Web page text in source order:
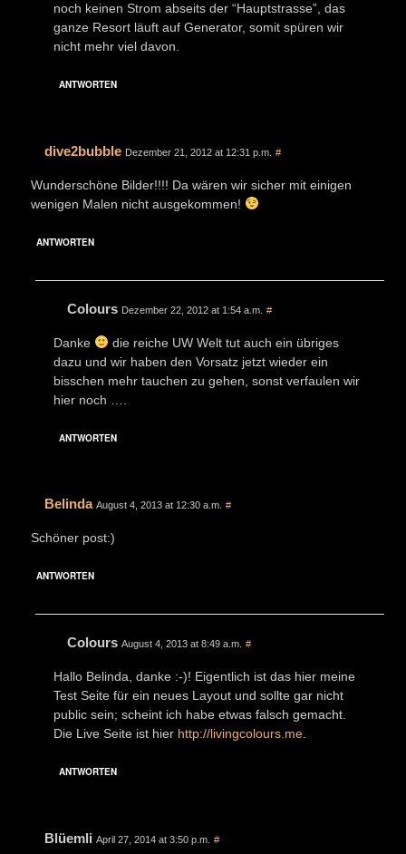
noch keinen Strom abseits der “Hauptstrasse”, das
ganze Resort läuft auf Generator, somit spüren wir
nicht mehr viel davon.
ANTWORTEN
dive2bubble Dezember 21, 2012 at 12:31 p.m. #
Wunderschöne Bilder!!!! Da wären wir sicher mit einigen
wenigen Malen nicht ausgekommen!
ANTWORTEN
Colours Dezember 22, 2012 at 1:54 a.m. #
Danke
die reiche UW Welt tut auch ein übriges
dazu und wir haben den Vorsatz jetzt wieder ein
bisschen mehr tauchen zu gehen, sonst verfaulen wir
hier noch ….
ANTWORTEN
Belinda August 4, 2013 at 12:30 a.m. #
Schöner post:)
ANTWORTEN
Colours August 4, 2013 at 8:49 a.m. #
Hallo Belinda, danke :-)! Eigentlich ist das hier meine
Test Seite für ein neues Layout und sollte gar nicht
public sein; scheint ich habe etwas falsch gemacht.
Die Live Seite ist hier http://livingcolours.me
ANTWORTEN
Blüemli April 27, 2014 at 3:50 p.m. #